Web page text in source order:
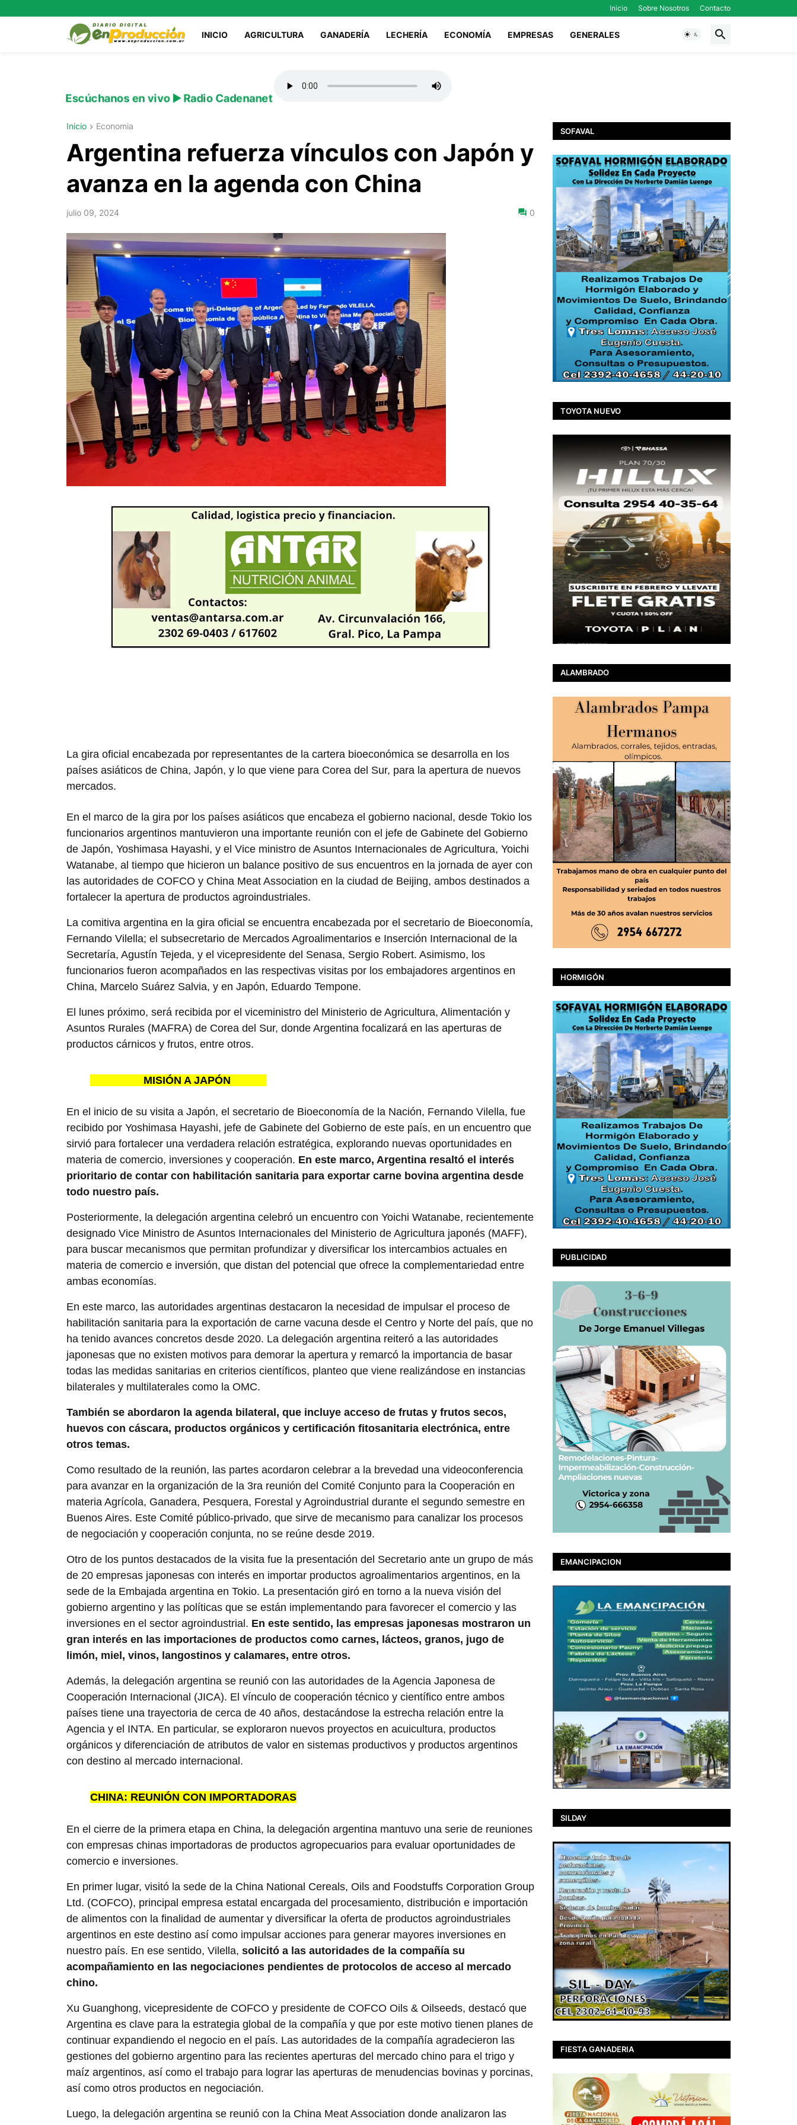
Inicio Sobre Nosotros Contacto
INICIO AGRICULTURA GANADERÍA LECHERÍA ECONOMÍA EMPRESAS GENERALES
Escúchanos en vivo ▶️ Radio Cadenanet
Inicio Economia
Argentina refuerza vínculos con Japón y
avanza en la agenda con China
julio 09, 2024 0
La gira oficial encabezada por representantes de la cartera bioeconómica se desarrolla en los
países asiáticos de China, Japón, y lo que viene para Corea del Sur, para la apertura de nuevos
mercados.
En el marco de la gira por los países asiáticos que encabeza el gobierno nacional, desde Tokio los
funcionarios argentinos mantuvieron una importante reunión con el jefe de Gabinete del Gobierno
de Japón, Yoshimasa Hayashi, y el Vice ministro de Asuntos Internacionales de Agricultura, Yoichi
Watanabe, al tiempo que hicieron un balance positivo de sus encuentros en la jornada de ayer con
las autoridades de COFCO y China Meat Association en la ciudad de Beijing, ambos destinados a
fortalecer la apertura de productos agroindustriales.
La comitiva argentina en la gira oficial se encuentra encabezada por el secretario de Bioeconomía,
Fernando Vilella; el subsecretario de Mercados Agroalimentarios e Inserción Internacional de la
Secretaría, Agustín Tejeda, y el vicepresidente del Senasa, Sergio Robert. Asimismo, los
funcionarios fueron acompañados en las respectivas visitas por los embajadores argentinos en
China, Marcelo Suárez Salvia, y en Japón, Eduardo Tempone.
El lunes próximo, será recibida por el viceministro del Ministerio de Agricultura, Alimentación y
Asuntos Rurales (MAFRA) de Corea del Sur, donde Argentina focalizará en las aperturas de
productos cárnicos y frutos, entre otros.
MISIÓN A JAPÓN
En el inicio de su visita a Japón, el secretario de Bioeconomía de la Nación, Fernando Vilella, fue
recibido por Yoshimasa Hayashi, jefe de Gabinete del Gobierno de este país, en un encuentro que
sirvió para fortalecer una verdadera relación estratégica, explorando nuevas oportunidades en
materia de comercio, inversiones y cooperación. En este marco, Argentina resaltó el interés
prioritario de contar con habilitación sanitaria para exportar carne bovina argentina desde
todo nuestro país.
Posteriormente, la delegación argentina celebró un encuentro con Yoichi Watanabe, recientemente
designado Vice Ministro de Asuntos Internacionales del Ministerio de Agricultura japonés (MAFF),
para buscar mecanismos que permitan profundizar y diversificar los intercambios actuales en
materia de comercio e inversión, que distan del potencial que ofrece la complementariedad entre
ambas economías.
En este marco, las autoridades argentinas destacaron la necesidad de impulsar el proceso de
habilitación sanitaria para la exportación de carne vacuna desde el Centro y Norte del país, que no
ha tenido avances concretos desde 2020. La delegación argentina reiteró a las autoridades
japonesas que no existen motivos para demorar la apertura y remarcó la importancia de basar
todas las medidas sanitarias en criterios científicos, planteo que viene realizándose en instancias
bilaterales y multilaterales como la OMC.
También se abordaron la agenda bilateral, que incluye acceso de frutas y frutos secos,
huevos con cáscara, productos orgánicos y certificación fitosanitaria electrónica, entre
otros temas.
Como resultado de la reunión, las partes acordaron celebrar a la brevedad una videoconferencia
para avanzar en la organización de la 3ra reunión del Comité Conjunto para la Cooperación en
materia Agrícola, Ganadera, Pesquera, Forestal y Agroindustrial durante el segundo semestre en
Buenos Aires. Este Comité público-privado, que sirve de mecanismo para canalizar los procesos
de negociación y cooperación conjunta, no se reúne desde 2019.
Otro de los puntos destacados de la visita fue la presentación del Secretario ante un grupo de más
de 20 empresas japonesas con interés en importar productos agroalimentarios argentinos, en la
sede de la Embajada argentina en Tokio. La presentación giró en torno a la nueva visión del
gobierno argentino y las políticas que se están implementando para favorecer el comercio y las
inversiones en el sector agroindustrial. En este sentido, las empresas japonesas mostraron un
gran interés en las importaciones de productos como carnes, lácteos, granos, jugo de
limón, miel, vinos, langostinos y calamares, entre otros.
Además, la delegación argentina se reunió con las autoridades de la Agencia Japonesa de
Cooperación Internacional (JICA). El vínculo de cooperación técnico y científico entre ambos
países tiene una trayectoria de cerca de 40 años, destacándose la estrecha relación entre la
Agencia y el INTA. En particular, se exploraron nuevos proyectos en acuicultura, productos
orgánicos y diferenciación de atributos de valor en sistemas productivos y productos argentinos
con destino al mercado internacional.
CHINA: REUNIÓN CON IMPORTADORAS
En el cierre de la primera etapa en China, la delegación argentina mantuvo una serie de reuniones
con empresas chinas importadoras de productos agropecuarios para evaluar oportunidades de
comercio e inversiones.
En primer lugar, visitó la sede de la China National Cereals, Oils and Foodstuffs Corporation Group
Ltd. (COFCO), principal empresa estatal encargada del procesamiento, distribución e importación
de alimentos con la finalidad de aumentar y diversificar la oferta de productos agroindustriales
argentinos en este destino así como impulsar acciones para generar mayores inversiones en
nuestro país. En ese sentido, Vilella, solicitó a las autoridades de la compañía su
acompañamiento en las negociaciones pendientes de protocolos de acceso al mercado
chino.
Xu Guanghong, vicepresidente de COFCO y presidente de COFCO Oils & Oilseeds, destacó que
Argentina es clave para la estrategia global de la compañía y que por este motivo tienen planes de
continuar expandiendo el negocio en el país. Las autoridades de la compañía agradecieron las
gestiones del gobierno argentino para las recientes aperturas del mercado chino para el trigo y
maíz argentinos, así como el trabajo para lograr las aperturas de menudencias bovinas y porcinas,
así como otros productos en negociación.
Luego, la delegación argentina se reunió con la China Meat Association donde analizaron las
SOFAVAL
TOYOTA NUEVO
ALAMBRADO
HORMIGÓN
PUBLICIDAD
EMANCIPACION
SILDAY
FIESTA GANADERIA